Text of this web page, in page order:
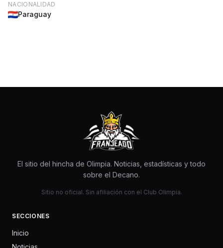
NACIONALIDAD
Paraguay
El sitio del hincha de Olimpia. Noticias, estadísticas y todo
sobre el Decano.
Sitio no oficial. Sin afiliación con el Club Olimpia.
SECCIONES
Inicio